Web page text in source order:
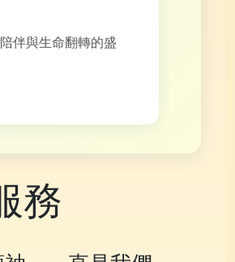
伴與生命翻轉的盛
務